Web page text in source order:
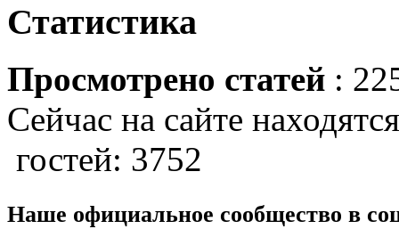
Статистика
Просмотрено статей :
Сейчас на сайте
гостей: 3752
Наше официальное сообщество в